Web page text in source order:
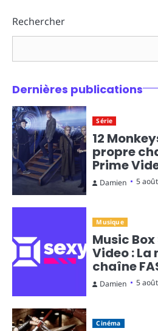
Rechercher
Dernières publications
Série
12
propre
Prime
temporel
Damien 5
Musique
Music
Video : La
chaîne
monter la
Damien 5
Cinéma